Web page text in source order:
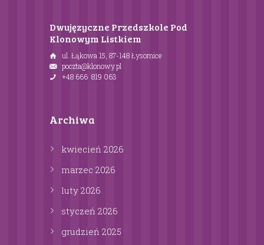
Dwujęzyczne Przedszkole Pod
Klonowym Listkiem
ul. Łąkowa 15, 87-148 Łysomice
poczta@klonowy.pl
+48 666 819 063
Archiwa
kwiecień 2026
marzec 2026
luty 2026
styczeń 2026
grudzień 2025